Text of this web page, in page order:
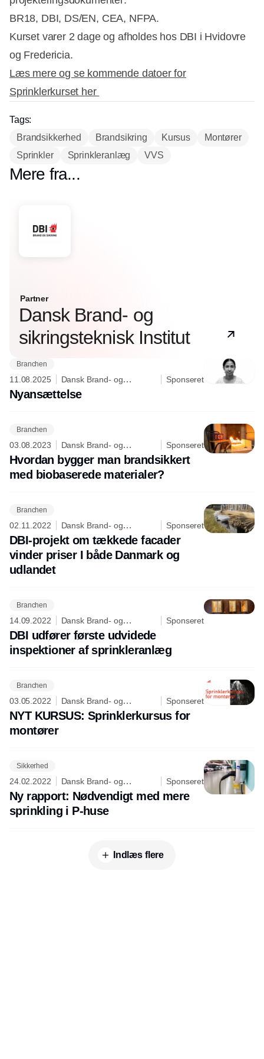
BR18, DBI, DS/EN, CEA, NFPA.
Kurset varer 2 dage og afholdes hos DBI i Hvidovre
og Fredericia.
Læs mere og se kommende datoer for
Sprinklerkurset her
Tags:
Brandsikkerhed
Brandsikring Kursus
Montører
Sprinkler
Sprinkleranlæg VVS
Mere fra...
Partner
Dansk Brand- og
sikringsteknisk Institut
Branchen
11.08.2025
Dansk Brand- og
sikringsteknisk Institut
Sponseret
Nyansættelse
Branchen
03.08.2023
Dansk Brand- og
sikringsteknisk Institut
Sponseret
Hvordan bygger man brandsikkert
med biobaserede materialer?
Branchen
02.11.2022
Dansk Brand- og
sikringsteknisk Institut
Sponseret
DBI-projekt om tækkede facader
vinder priser I både Danmark og
udlandet
Branchen
14.09.2022
Dansk Brand- og
sikringsteknisk Institut
Sponseret
DBI udfører første udvidede
inspektioner af sprinkleranlæg
Branchen
03.05.2022
Dansk Brand- og
sikringsteknisk Institut
Sponseret
NYT KURSUS: Sprinklerkursus for
montører
Sikkerhed
24.02.2022
Dansk Brand- og
sikringsteknisk Institut
Sponseret
Ny rapport: Nødvendigt med mere
sprinkling i P-huse
Indlæs flere